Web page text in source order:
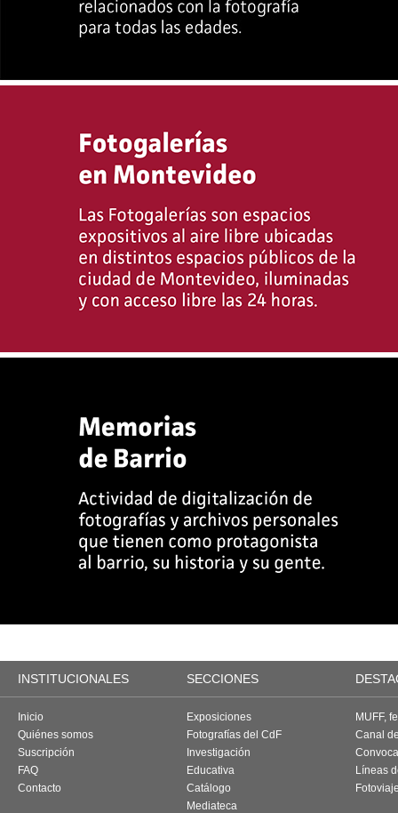
INSTITUCIONALES SECCIONES
Inicio
Quiénes somos
Suscripción
FAQ
Contacto
Exposiciones
Fotografías del CdF
Investigación
Educativa
Catálogo
Mediateca
MUFF,
Canal
Líneas